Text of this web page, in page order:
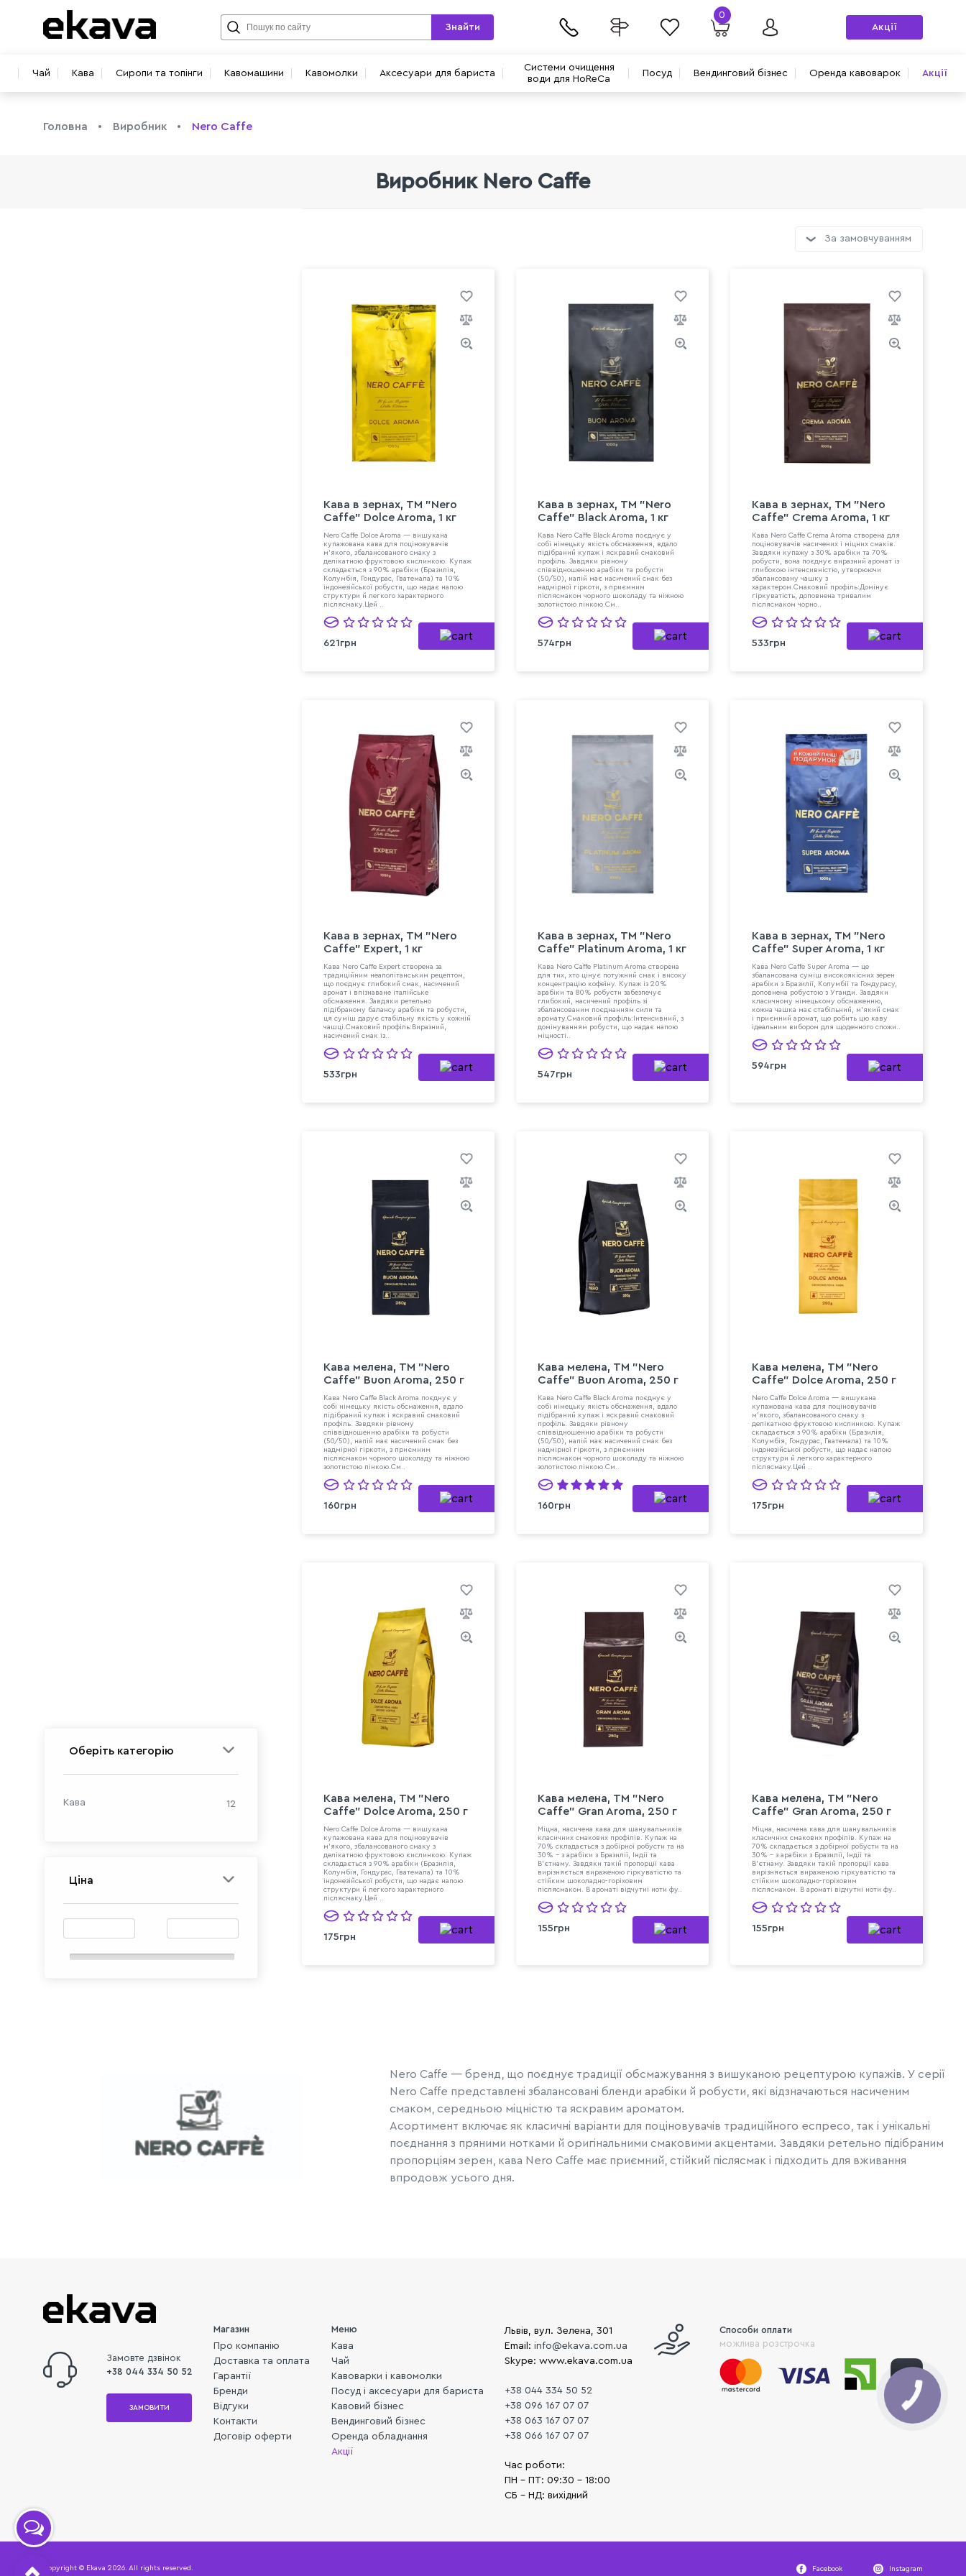
Чай Кава Сиропи та топінги Кавомашини Кавомолки Аксесуари для бариста
Системи очищення
води для HoReCa
Посуд Вендинговий бізнес Оренда кавоварок Акції
Знайти
0
Акції
Головна Виробник Nero Caffe
Виробник Nero Caffe
Оберіть категорію
Кава 12
Ціна
За замовчуванням
Кава в зернах, ТМ "Nero
Caffe" Dolce Aroma, 1 кг
Nero Caffe Dolce Aroma — вишукана
купажована кава для поціновувачів
м'якого, збалансованого смаку з
делікатною фруктовою кислинкою. Купаж
складається з 90% арабіки (Бразилія,
Колумбія, Гондурас, Гватемала) та 10%
індонезійської робусти, що надає напою
структури й легкого характерного
післясмаку.Цей ..
621грн
Кава в зернах, ТМ "Nero
Caffe" Black Aroma, 1 кг
Кава Nero Caffe Black Aroma поєднує у
собі німецьку якість обсмаження, вдало
підібраний купаж і яскравий смаковий
профіль. Завдяки рівному
співвідношенню арабіки та робусти
(50/50), напій має насичений смак без
надмірної гіркоти, з приємним
післясмаком чорного шоколаду та ніжною
золотистою пінкою.См..
574грн
Кава в зернах, ТМ "Nero
Caffe" Crema Aroma, 1 кг
Кава Nero Caffe Crema Aroma створена для
поціновувачів насичених і міцних смаків.
Завдяки купажу з 30% арабіки та 70%
робусти, вона поєднує виразний аромат із
глибокою інтенсивністю, утворюючи
збалансовану чашку з
характером.Смаковий профіль:Домінує
гіркуватість, доповнена тривалим
післясмаком чорно..
533грн
Кава в зернах, ТМ "Nero
Caffe" Expert, 1 кг
Кава Nero Caffe Expert створена за
традиційним неаполітанським рецептом,
що поєднує глибокий смак, насичений
аромат і впізнаване італійське
обсмаження. Завдяки ретельно
підібраному балансу арабіки та робусти,
ця суміш дарує стабільну якість у кожній
чашці.Смаковий профіль:Виразний,
насичений смак із..
533грн
Кава в зернах, ТМ "Nero
Caffe" Platinum Aroma, 1 кг
Кава Nero Caffe Platinum Aroma створена
для тих, хто цінує потужний смак і високу
концентрацію кофеїну. Купаж із 20%
арабіки та 80% робусти забезпечує
глибокий, насичений профіль зі
збалансованим поєднанням сили та
аромату.Смаковий профіль:Інтенсивний, з
домінуванням робусти, що надає напою
міцності..
547грн
Кава в зернах, ТМ "Nero
Caffe" Super Aroma, 1 кг
Кава Nero Caffe Super Aroma — це
збалансована суміш високоякісних зерен
арабіки з Бразилії, Колумбії та Гондурасу,
доповнена робустою з Уганди. Завдяки
класичному німецькому обсмаженню,
кожна чашка має стабільний, м’який смак
і приємний аромат, що робить цю каву
ідеальним вибором для щоденного спожи..
594грн
Кава мелена, ТМ "Nero
Caffe" Buon Aroma, 250 г
Кава Nero Caffe Black Aroma поєднує у
собі німецьку якість обсмаження, вдало
підібраний купаж і яскравий смаковий
профіль. Завдяки рівному
співвідношенню арабіки та робусти
(50/50), напій має насичений смак без
надмірної гіркоти, з приємним
післясмаком чорного шоколаду та ніжною
золотистою пінкою.См..
160грн
Кава мелена, ТМ "Nero
Caffe" Buon Aroma, 250 г
Кава Nero Caffe Black Aroma поєднує у
собі німецьку якість обсмаження, вдало
підібраний купаж і яскравий смаковий
профіль. Завдяки рівному
співвідношенню арабіки та робусти
(50/50), напій має насичений смак без
надмірної гіркоти, з приємним
післясмаком чорного шоколаду та ніжною
золотистою пінкою.См..
160грн
Кава мелена, ТМ "Nero
Caffe" Dolce Aroma, 250 г
Nero Caffe Dolce Aroma — вишукана
купажована кава для поціновувачів
м'якого, збалансованого смаку з
делікатною фруктовою кислинкою. Купаж
складається з 90% арабіки (Бразилія,
Колумбія, Гондурас, Гватемала) та 10%
індонезійської робусти, що надає напою
структури й легкого характерного
післясмаку.Цей ..
175грн
Кава мелена, ТМ "Nero
Caffe" Dolce Aroma, 250 г
Nero Caffe Dolce Aroma — вишукана
купажована кава для поціновувачів
м'якого, збалансованого смаку з
делікатною фруктовою кислинкою. Купаж
складається з 90% арабіки (Бразилія,
Колумбія, Гондурас, Гватемала) та 10%
індонезійської робусти, що надає напою
структури й легкого характерного
післясмаку.Цей ..
175грн
Кава мелена, ТМ "Nero
Caffe" Gran Aroma, 250 г
Міцна, насичена кава для шанувальників
класичних смакових профілів. Купаж на
70% складається з добірної робусти та на
30% – з арабіки з Бразилії, Індії та
В’єтнаму. Завдяки такій пропорції кава
вирізняється вираженою гіркуватістю та
стійким шоколадно-горіховим
післясмаком. В ароматі відчутні ноти фу..
155грн
Кава мелена, ТМ "Nero
Caffe" Gran Aroma, 250 г
Міцна, насичена кава для шанувальників
класичних смакових профілів. Купаж на
70% складається з добірної робусти та на
30% – з арабіки з Бразилії, Індії та
В’єтнаму. Завдяки такій пропорції кава
вирізняється вираженою гіркуватістю та
стійким шоколадно-горіховим
післясмаком. В ароматі відчутні ноти фу..
155грн
Nero Caffe — бренд, що поєднує традиції обсмажування з вишуканою рецептурою купажів. У серії
Nero Caffe представлені збалансовані бленди арабіки й робусти, які відзначаються насиченим
смаком, середньою міцністю та яскравим ароматом.
Асортимент включає як класичні варіанти для поціновувачів традиційного еспресо, так і унікальні
поєднання з пряними нотками й оригінальними смаковими акцентами. Завдяки ретельно підібраним
пропорціям зерен, кава Nero Caffe має приємний, стійкий післясмак і підходить для вживання
впродовж усього дня.
Замовте дзвінок
+38 044 334 50 52
ЗАМОВИТИ
Магазин
Про компанію
Доставка та оплата
Гарантії
Бренди
Відгуки
Контакти
Договір оферти
Меню
Кава
Чай
Кавоварки і кавомолки
Посуд і аксесуари для бариста
Кавовий бізнес
Вендинговий бізнес
Оренда обладнання
Акції
Львів, вул. Зелена, 301
Email:info@ekava.com.ua
Skype: www.ekava.com.ua
+38 044 334 50 52
+38 096 167 07 07
+38 063 167 07 07
+38 066 167 07 07
Час роботи:
ПН - ПТ: 09:30 - 18:00
СБ - НД: вихідний
Способи оплати
можлива розстрочка
Copyright © Ekava 2026. All rights reserved. Facebook Instagram